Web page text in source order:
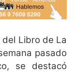
Libro de La
pasado
se destacó